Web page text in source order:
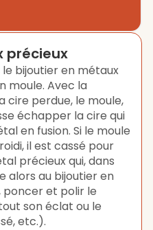
précieux
bijoutier en métaux
moule. Avec la
cire perdue, le moule,
échapper la cire qui
en fusion. Si le moule
il est cassé pour
précieux qui, dans
alors au bijoutier en
poncer et polir le
son éclat ou le
etc.).